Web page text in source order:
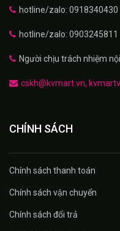
hotline/zalo: 0918340430
hotline/zalo: 0903245811
Người chịu trách nhiệm
cskh@kvmart.vn,
CHÍNH SÁCH
Chính sách thanh toán
Chính sách vận chuyển
Chính sách đổi trả